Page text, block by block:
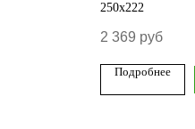
250х222
2 369 руб
Подробнее